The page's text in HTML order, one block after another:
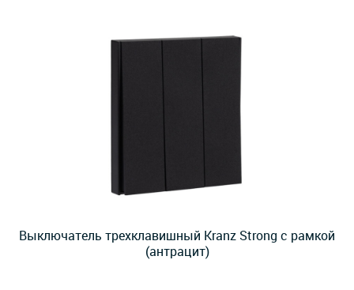
Выключатель трехклавишный Kranz Strong с рамкой
(антрацит)